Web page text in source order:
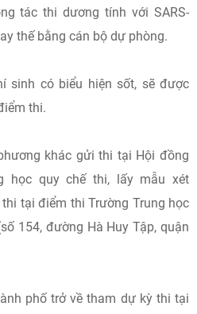
tác thi dương tính với SARS-
thế bằng cán bộ dự phòng.
sinh có biểu hiện sốt, sẽ được
thi.
khác gửi thi tại Hội đồng
học quy chế thi, lấy mẫu xét
thi tại điểm thi Trường Trung học
154, đường Hà Huy Tập, quận
phố trở về tham dự kỳ thi tại